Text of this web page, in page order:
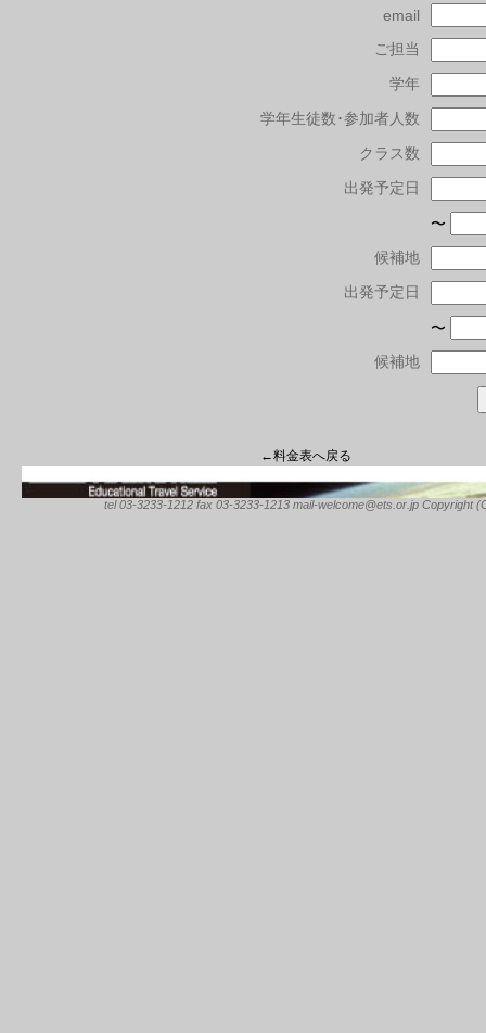
email
ご担当
学年
学年生徒数･参加者人数
クラス数
出発予定日
〜
候補地
出発予定日
〜
候補地
←料金表へ戻る
tel 03-3233-1212 fax 03-3233-1213 mail-welcome@ets.or.jp Copyright